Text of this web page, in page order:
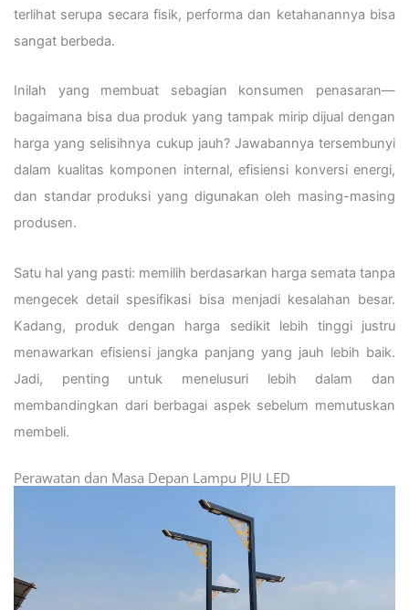
terlihat serupa secara fisik, performa dan ketahanannya bisa
sangat berbeda.
Inilah yang membuat sebagian konsumen penasaran—
bagaimana bisa dua produk yang tampak mirip dijual dengan
harga yang selisihnya cukup jauh? Jawabannya tersembunyi
dalam kualitas komponen internal, efisiensi konversi energi,
dan standar produksi yang digunakan oleh masing-masing
produsen.
Satu hal yang pasti: memilih berdasarkan harga semata tanpa
mengecek detail spesifikasi bisa menjadi kesalahan besar.
Kadang, produk dengan harga sedikit lebih tinggi justru
menawarkan efisiensi jangka panjang yang jauh lebih baik.
Jadi, penting untuk menelusuri lebih dalam dan
membandingkan dari berbagai aspek sebelum memutuskan
membeli.
Perawatan dan Masa Depan Lampu PJU LED